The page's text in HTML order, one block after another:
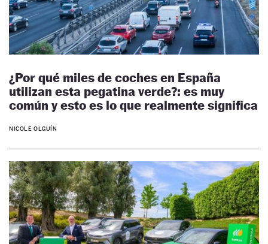
¿Por qué miles de coches en España
utilizan esta pegatina verde?: es muy
común y esto es lo que realmente significa
NICOLE OLGUÍN